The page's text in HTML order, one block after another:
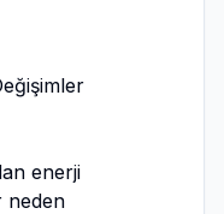
enerji
neden